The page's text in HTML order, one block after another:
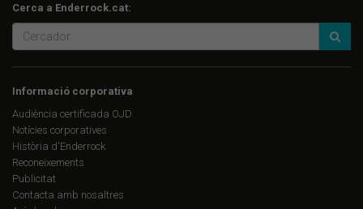
Cerca a Enderrock.cat:
Informació corporativa
Audiència certificada OJD
Notícies corporatives
Història d'Enderrock
Reconeixements
Publicitat
Contacta amb nosaltres